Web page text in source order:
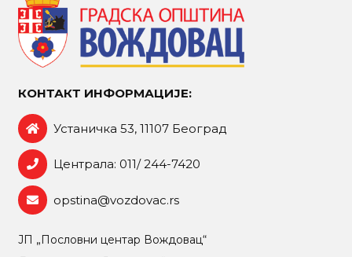
КОНТАКТ ИНФОРМАЦИЈЕ:
Устаничка 53, 11107 Београд
Централа: 011/ 244-7420
opstina@vozdovac.rs
ЈП „Пословни центар Вождовац“